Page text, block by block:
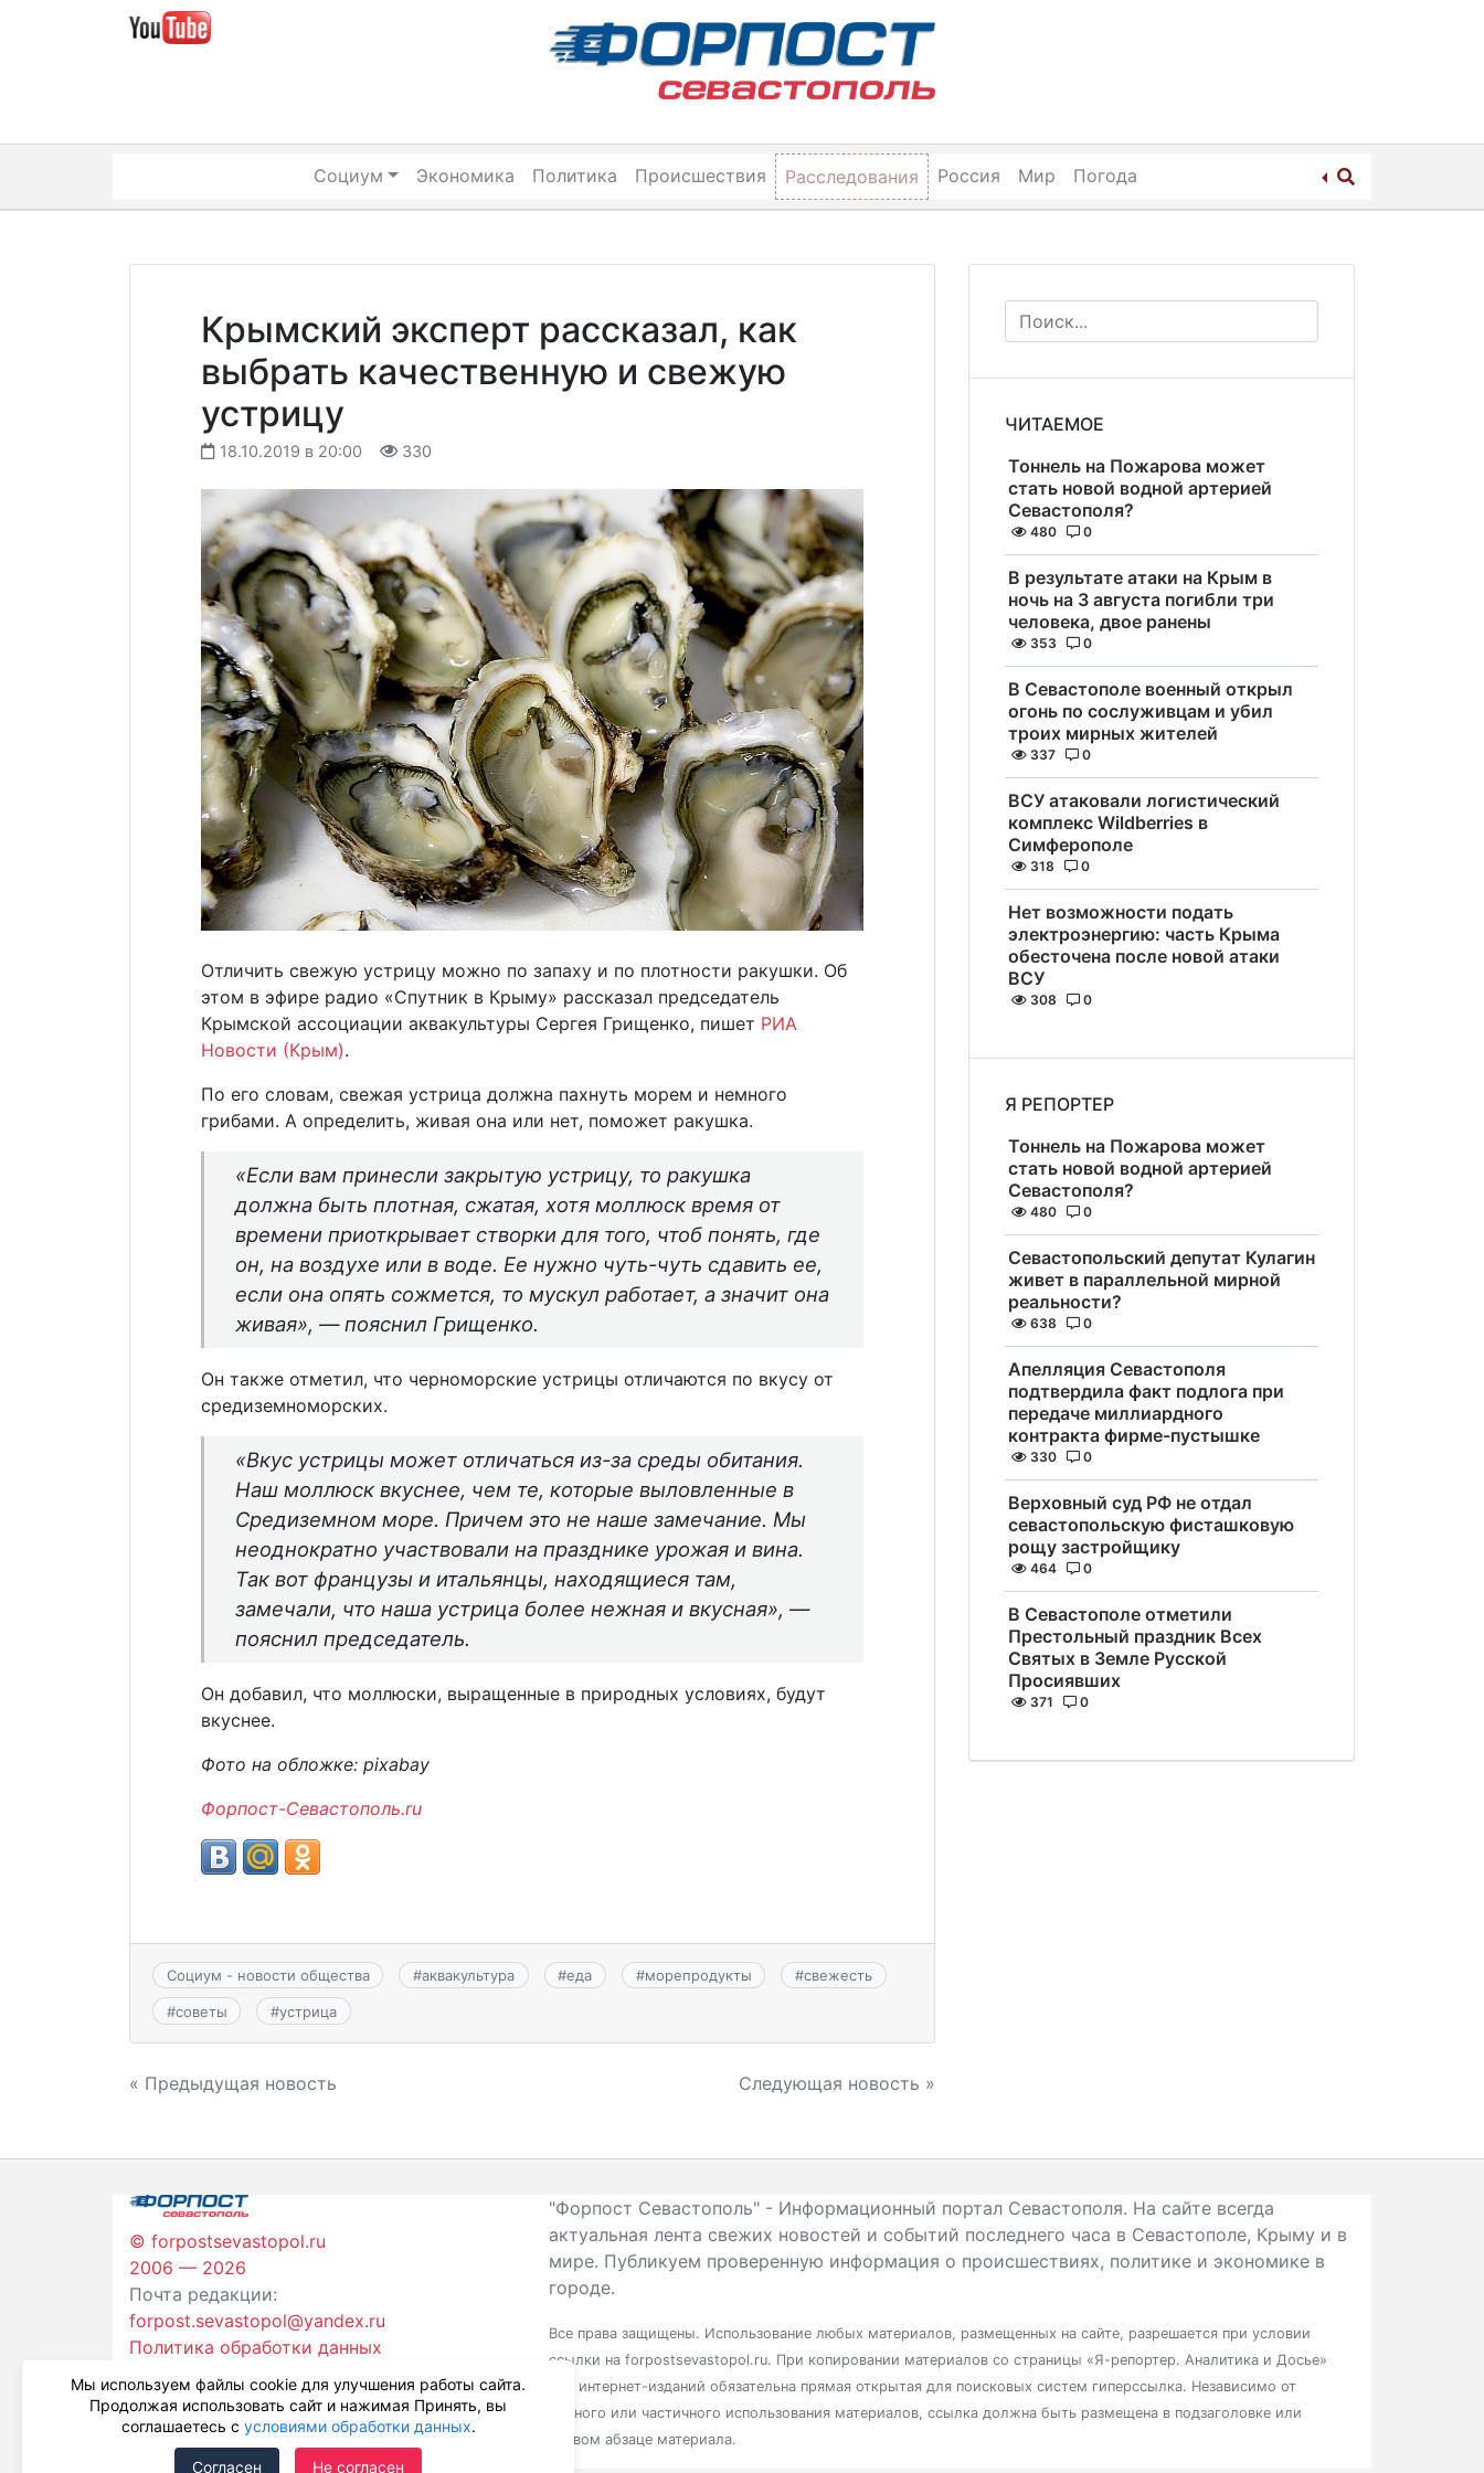
Социум Экономика Политика Происшествия Расследования Россия Мир Погода
Крымский эксперт рассказал, как
выбрать качественную и свежую
устрицу
18.10.2019 в 20:00 330
Отличить свежую устрицу можно по запаху и по плотности ракушки. Об
этом в эфире радио «Спутник в Крыму» рассказал председатель
Крымской ассоциации аквакультуры Сергея Грищенко, пишет РИА
Новости (Крым).
По его словам, свежая устрица должна пахнуть морем и немного
грибами. А определить, живая она или нет, поможет ракушка.
«Если вам принесли закрытую устрицу, то ракушка
должна быть плотная, сжатая, хотя моллюск время от
времени приоткрывает створки для того, чтоб понять, где
он, на воздухе или в воде. Ее нужно чуть-чуть сдавить ее,
если она опять сожмется, то мускул работает, а значит она
живая», — пояснил Грищенко.
Он также отметил, что черноморские устрицы отличаются по вкусу от
средиземноморских.
«Вкус устрицы может отличаться из-за среды обитания.
Наш моллюск вкуснее, чем те, которые выловленные в
Средиземном море. Причем это не наше замечание. Мы
неоднократно участвовали на празднике урожая и вина.
Так вот французы и итальянцы, находящиеся там,
замечали, что наша устрица более нежная и вкусная», —
пояснил председатель.
Он добавил, что моллюски, выращенные в природных условиях, будут
вкуснее.
Фото на обложке: pixabay
Форпост-Севастополь.ru
Социум - новости общества #аквакультура #еда #морепродукты #свежесть
#советы #устрица
Навигация
записям
« Предыдущая новость Следующая новость »
ЧИТАЕМОЕ
Тоннель на Пожарова может
стать новой водной артерией
Севастополя?
480 0
В результате атаки на Крым в
ночь на 3 августа погибли три
человека, двое ранены
353 0
В Севастополе военный открыл
огонь по сослуживцам и убил
троих мирных жителей
337 0
ВСУ атаковали логистический
комплекс Wildberries в
Симферополе
318 0
Нет возможности подать
электроэнергию: часть Крыма
обесточена после новой атаки
ВСУ
308 0
Я РЕПОРТЕР
Тоннель на Пожарова может
стать новой водной артерией
Севастополя?
480 0
Севастопольский депутат Кулагин
живет в параллельной мирной
реальности?
638 0
Апелляция Севастополя
подтвердила факт подлога при
передаче миллиардного
контракта фирме-пустышке
330 0
Верховный суд РФ не отдал
севастопольскую фисташковую
рощу застройщику
464 0
В Севастополе отметили
Престольный праздник Всех
Святых в Земле Русской
Просиявших
371 0
© forpostsevastopol.ru
2006 — 2026
Почта редакции:
forpost.sevastopol@yandex.ru
Политика обработки данных
"Форпост Севастополь" - Информационный портал Севастополя. На сайте всегда
актуальная лента свежих новостей и событий последнего часа в Севастополе, Крыму и в
мире. Публикуем проверенную информация о происшествиях, политике и экономике в
городе.
Все права защищены. Использование любых материалов, размещенных на сайте, разрешается при условии
ссылки на forpostsevastopol.ru. При копировании материалов со страницы «Я-репортер. Аналитика и Досье»
для интернет-изданий обязательна прямая открытая для поисковых систем гиперссылка. Независимо от
полного или частичного использования материалов, ссылка должна быть размещена в подзаголовке или
первом абзаце материала.
Мы используем файлы cookie для улучшения работы сайта.
Продолжая использовать сайт и нажимая Принять, вы
соглашаетесь с условиями обработки данных.
Согласен Не согласен